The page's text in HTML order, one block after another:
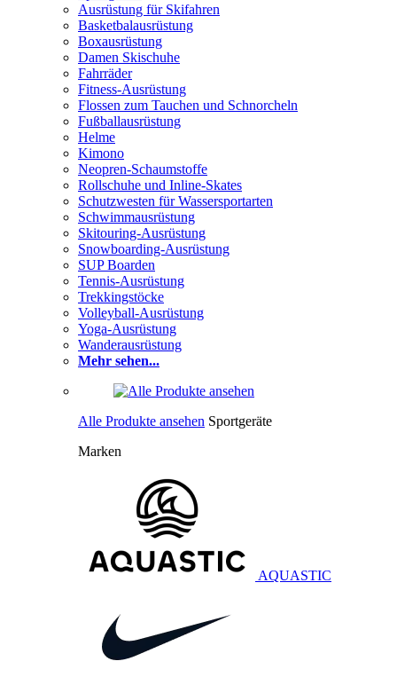
Ausrüstung für Skifahren
Basketbalausrüstung
Boxausrüstung
Damen Skischuhe
Fahrräder
Fitness-Ausrüstung
Flossen zum Tauchen und Schnorcheln
Fußballausrüstung
Helme
Kimono
Neopren-Schaumstoffe
Rollschuhe und Inline-Skates
Schutzwesten für Wassersportarten
Schwimmausrüstung
Skitouring-Ausrüstung
Snowboarding-Ausrüstung
SUP Boarden
Tennis-Ausrüstung
Trekkingstöcke
Volleyball-Ausrüstung
Yoga-Ausrüstung
Wanderausrüstung
Mehr sehen...
Alle Produkte ansehen Sportgeräte
Marken
AQUASTIC